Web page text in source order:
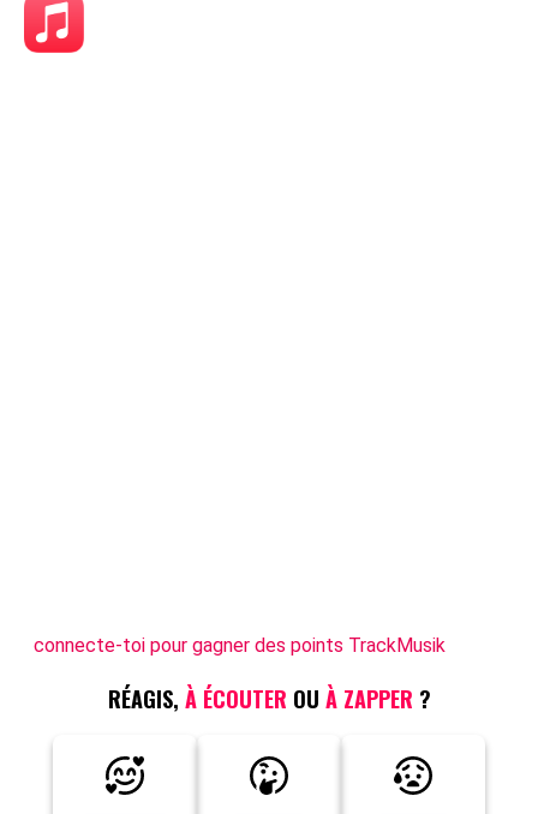
connecte-toi pour gagner des points TrackMusik
RÉAGIS, À ÉCOUTER OU À ZAPPER ?